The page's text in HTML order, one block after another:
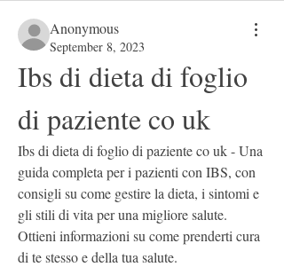
Anonymous
September 8, 2023
Ibs di dieta di foglio
di paziente co uk
Ibs di dieta di foglio di paziente co uk - Una
guida completa per i pazienti con IBS, con
consigli su come gestire la dieta, i sintomi e
gli stili di vita per una migliore salute.
Ottieni informazioni su come prenderti cura
di te stesso e della tua salute.